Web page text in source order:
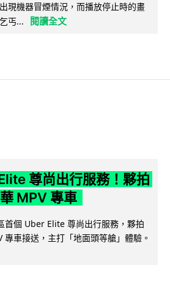
現機器冒煙情況，而播放停止時的畫
丐...
閱讀全文
尊尚出行服務！夥拍
MPV 專車
首個 Uber Elite 尊尚出行服務，夥拍
專車接送，主打「地面頭等艙」體驗。